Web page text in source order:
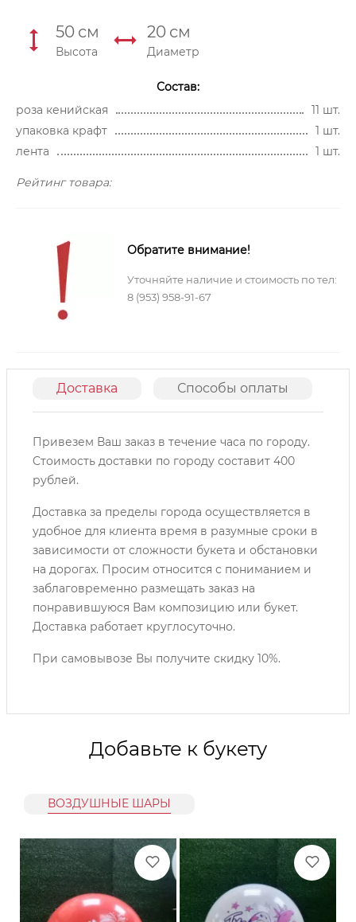
50 см
Высота
20 см
Диаметр
Состав:
роза кенийская
11 шт.
упаковка крафт
1 шт.
лента
1 шт.
Рейтинг товара:
Обратите внимание!
Уточняйте наличие и стоимость по тел:
8 (953) 958-91-67
Доставка Способы оплаты
Привезем Ваш заказ в течение часа по городу.
Cтоимость доставки по городу составит 400
рублей.
Доставка за пределы города осуществляется в
удобное для клиента время в разумные сроки в
зависимости от сложности букета и обстановки
на дорогах. Просим относится с пониманием и
заблаговременно размещать заказ на
понравившуюся Вам композицию или букет.
Доставка работает круглосуточно.
При самовывозе Вы получите скидку 10%.
Добавьте к букету
ВОЗДУШНЫЕ ШАРЫ